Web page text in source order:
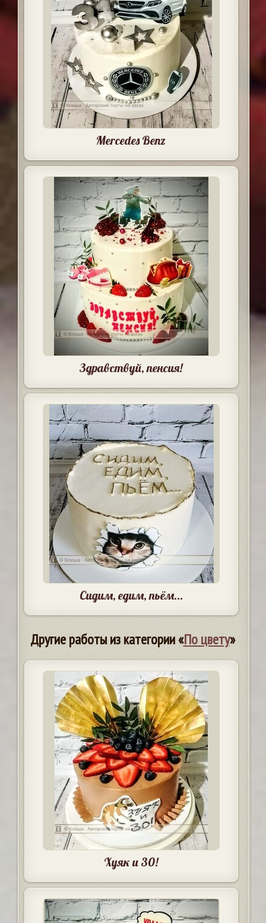
Mercedes Benz
Здравствуй, пенсия!
Сидим, едим, пьём...
Другие работы из категории «По цвету»
Хуяк и 30!